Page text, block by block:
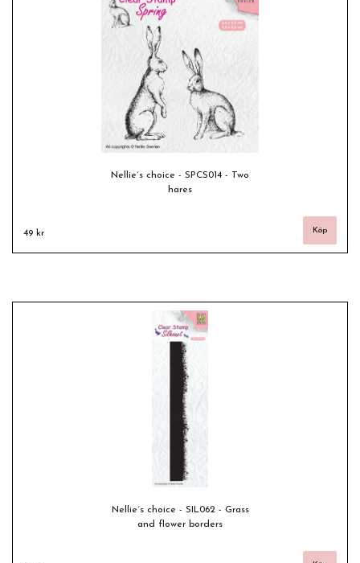
Nellie´s choice - SPCS014 - Two
hares
49 kr
Nellie´s choice - SIL062 - Grass
and flower borders